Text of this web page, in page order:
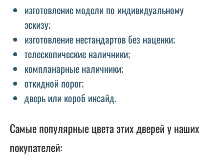
изготовление модели по индивидуальному
эскизу;
изготовление нестандартов без наценки;
телескопические наличники;
компланарные наличники;
откидной порог;
дверь или короб инсайд.
Самые популярные цвета этих дверей у наших
покупателей: